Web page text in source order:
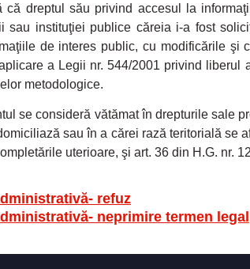
că dreptul său privind accesul la
sau instituţiei publice căreia i-a fost
de interes public, cu modificările şi
a Legii nr. 544/2001 privind
metodologice.
se consideră vătămat în drepturile sale
sau în a cărei rază teritorială se
uterioare, şi art. 36 din H.G. nr.
refuz
neprimire termen legal